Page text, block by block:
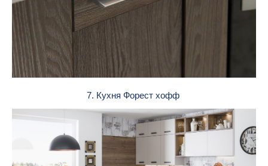
7. Кухня Форест хофф